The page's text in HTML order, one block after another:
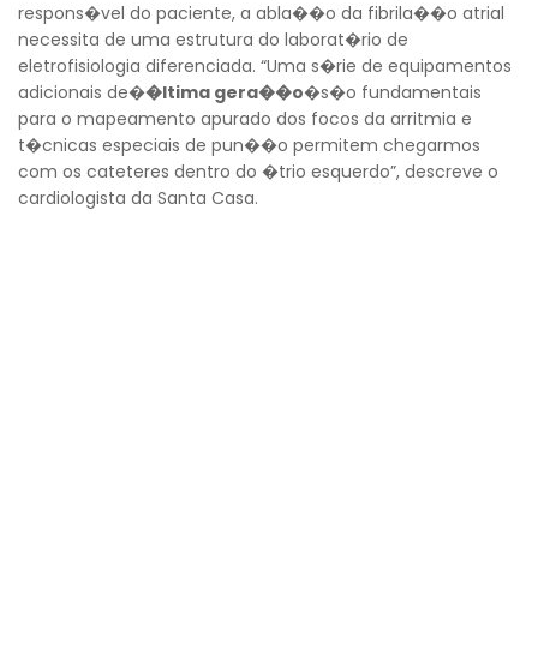
respons�vel do paciente, a abla��o da fibrila��o atrial
necessita de uma estrutura do laborat�rio de
eletrofisiologia diferenciada. “Uma s�rie de equipamentos
adicionais de��ltima gera��o�s�o fundamentais
para o mapeamento apurado dos focos da arritmia e
t�cnicas especiais de pun��o permitem chegarmos
com os cateteres dentro do �trio esquerdo”, descreve o
cardiologista da Santa Casa.